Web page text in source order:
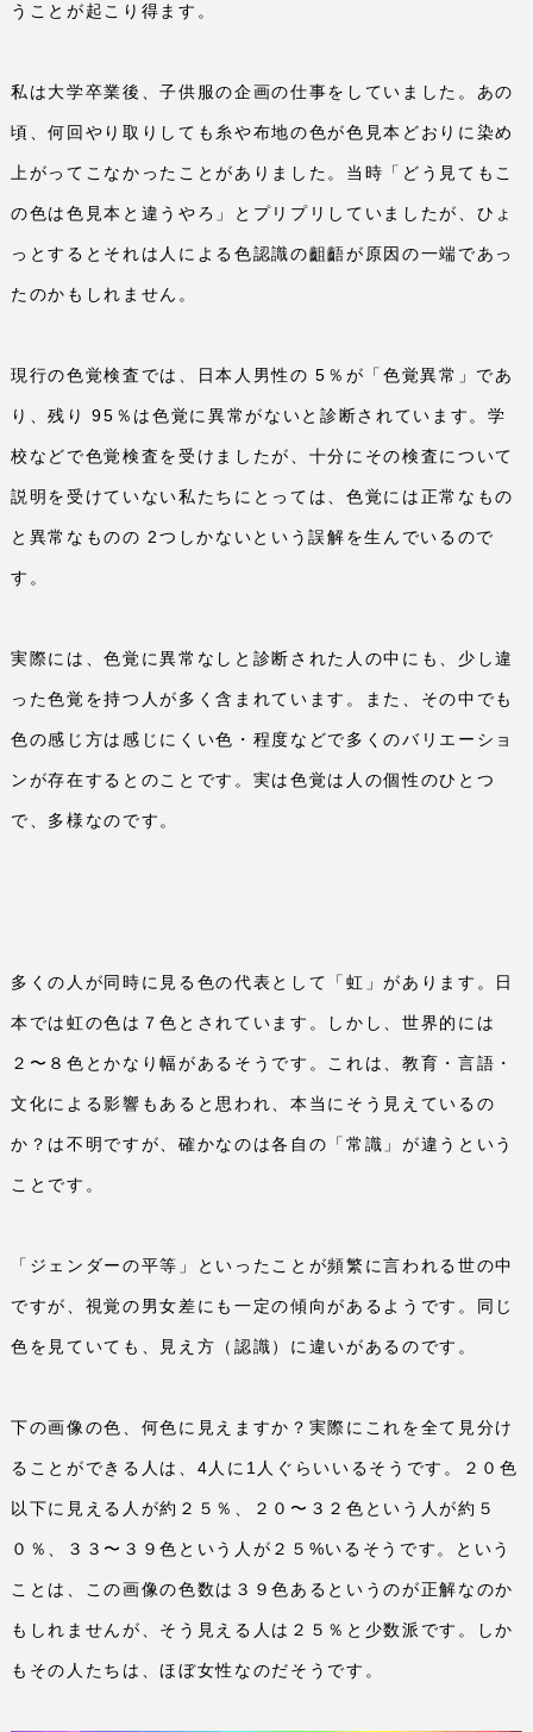
うことが起こり得ます。
私は大学卒業後、子供服の企画の仕事をしていました。あの
頃、何回やり取りしても糸や布地の色が色見本どおりに染め
上がってこなかったことがありました。当時「どう見てもこ
の色は色見本と違うやろ」とプリプリしていましたが、ひょ
っとするとそれは人による色認識の齟齬が原因の一端であっ
たのかもしれません。
現行の色覚検査では、日本人男性の 5 ％が「色覚異常」であ
り、残り 95 ％は色覚に異常がないと診断されています。学
校などで色覚検査を受けましたが、十分にその検査について
説明を受けていない私たちにとっては、色覚には正常なもの
と異常なものの 2つしかないという誤解を生んでいるので
す。
実際には、色覚に異常なしと診断された人の中にも、少し違
った色覚を持つ人が多く含まれています。また、その中でも
色の感じ方は感じにくい色・程度などで多くのバリエーショ
ンが存在するとのことです。実は色覚は人の個性のひとつ
で、多様なのです。
多くの人が同時に見る色の代表として「虹」があります。日
本では虹の色は７色とされています。しかし、世界的には
２〜８色とかなり幅があるそうです。これは、教育・言語・
文化による影響もあると思われ、本当にそう見えているの
か？は不明ですが、確かなのは各自の「常識」が違うという
ことです。
「ジェンダーの平等」といったことが頻繁に言われる世の中
ですが、視覚の男女差にも一定の傾向があるようです。同じ
色を見ていても、見え方（認識）に違いがあるのです。
下の画像の色、何色に見えますか？実際にこれを全て見分け
ることができる人は、 4人に 1人ぐらいいるそうです。２０色
以下に見える人が約２５％、２０〜３２色という人が約５
０％、３３〜３９色という人が２５ %いるそうです。という
ことは、この画像の色数は３９色あるというのが正解なのか
もしれませんが、そう見える人は２５％と少数派です。しか
もその人たちは、ほぼ女性なのだそうです。